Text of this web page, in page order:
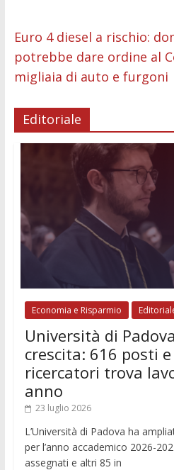
Euro 4 diesel a rischio:
potrebbe dare ordine al
migliaia di auto e furgoni
Editoriale
Economia e Risparmio
Università di
crescita: 616 posti
ricercatori trova
anno
23 luglio 2026
L’Università di Padova ha
per l’anno accademico 2026-
assegnati e altri 85 in